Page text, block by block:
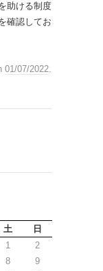
助ける制度
確認してお
01/07/2022.
土
日
1
2
8
9